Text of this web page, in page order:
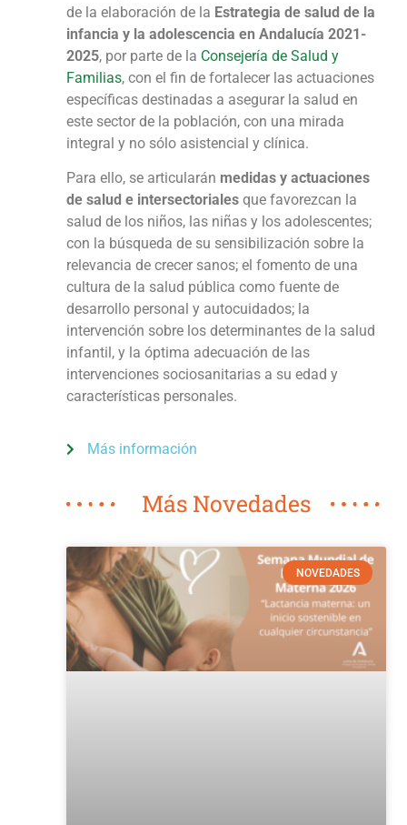
de la elaboración de la Estrategia de salud de la
infancia y la adolescencia en Andalucía 2021-
2025, por parte de la Consejería de Salud y
Familias, con el fin de fortalecer las actuaciones
específicas destinadas a asegurar la salud en
este sector de la población, con una mirada
integral y no sólo asistencial y clínica.
Para ello, se articularán medidas y actuaciones
de salud e intersectoriales que favorezcan la
salud de los niños, las niñas y los adolescentes;
con la búsqueda de su sensibilización sobre la
relevancia de crecer sanos; el fomento de una
cultura de la salud pública como fuente de
desarrollo personal y autocuidados; la
intervención sobre los determinantes de la salud
infantil, y la óptima adecuación de las
intervenciones sociosanitarias a su edad y
características personales.
Más información
Más Novedades
NOVEDADES